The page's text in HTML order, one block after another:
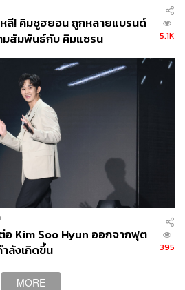
หลี! คิมซูฮยอน ถูกหลายแบรนด์
สัมพันธ์กับ คิมแซรน
5.1K
อ Kim Soo Hyun ออกจากฟุต
ลังเกิดขึ้น
395
MORE